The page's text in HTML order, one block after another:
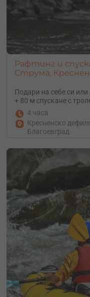
Рафтинг и
Струма,
Подари на себе си
+ 80 м спускане с
4 часа
Кресненско
Благоевград